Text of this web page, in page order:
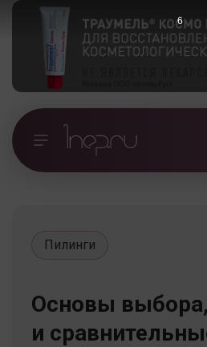
Пилинги
Основы
и
5